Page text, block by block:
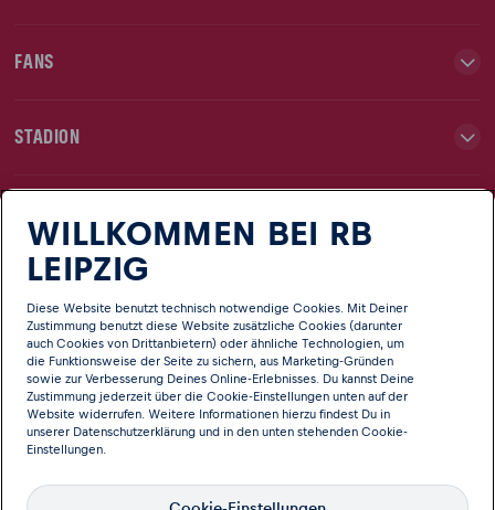
FANS
STADION
NEWS
CLUB
WILLKOMMEN BEI RB
LEIPZIG
Diese Website benutzt technisch notwendige Cookies. Mit Deiner
Zustimmung benutzt diese Website zusätzliche Cookies (darunter
auch Cookies von Drittanbietern) oder ähnliche Technologien, um
die Funktionsweise der Seite zu sichern, aus Marketing-Gründen
sowie zur Verbesserung Deines Online-Erlebnisses. Du kannst Deine
Zustimmung jederzeit über die Cookie-Einstellungen unten auf der
Website widerrufen. Weitere Informationen hierzu findest Du in
unserer Datenschutzerklärung und in den unten stehenden Cookie-
Einstellungen.